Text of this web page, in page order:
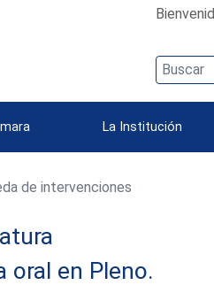
La Institución
de intervenciones
oral en Pleno.